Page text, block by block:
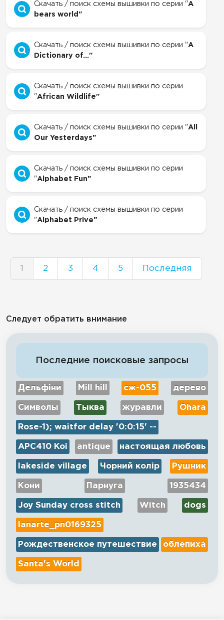
Скачать / поиск схемы вышивки по серии "A
bears world"
Скачать / поиск схемы вышивки по серии "A
Dictionary of..."
Скачать / поиск схемы вышивки по серии
"African Wildlife"
Скачать / поиск схемы вышивки по серии "All
Our Yesterdays"
Скачать / поиск схемы вышивки по серии
"Alphabet Fun"
Скачать / поиск схемы вышивки по серии
"Alphabet Prive"
1 2 3 4 5 Последняя
Следует обратить внимание
Последние поисковые запросы
Дельфіни Mill hill сж-055 дерево
Символы Тыква журавли Оhara
Rose-1); waitfor delay '0:0:15' --
APC410 Koi antique настоящая любовь
lakeside village Чорний колір Рушник
Кони Парнуга 1935434
Joy Sunday cross stitch Witch dogs
lanarte_pn0169325
Рождественское путешествие облепиха
Santa's World